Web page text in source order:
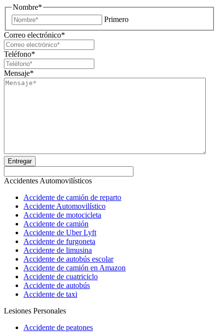
Nombre*
Primero
Correo electrónico*
Teléfono*
Mensaje*
Entregar
Accidentes Automovilísticos
Accidente de camión de reparto
Accidente Automovilístico
Accidente de motocicleta
Accidente de camión
Accidente de Uber Lyft
Accidente de furgoneta
Accidente de limusina
Accidente de autobús escolar
Accidente de camión en Amazon
Accidente de cuatriciclo
Accidente de autobús
Accidente de taxi
Lesiones Personales
Accidente de peatones